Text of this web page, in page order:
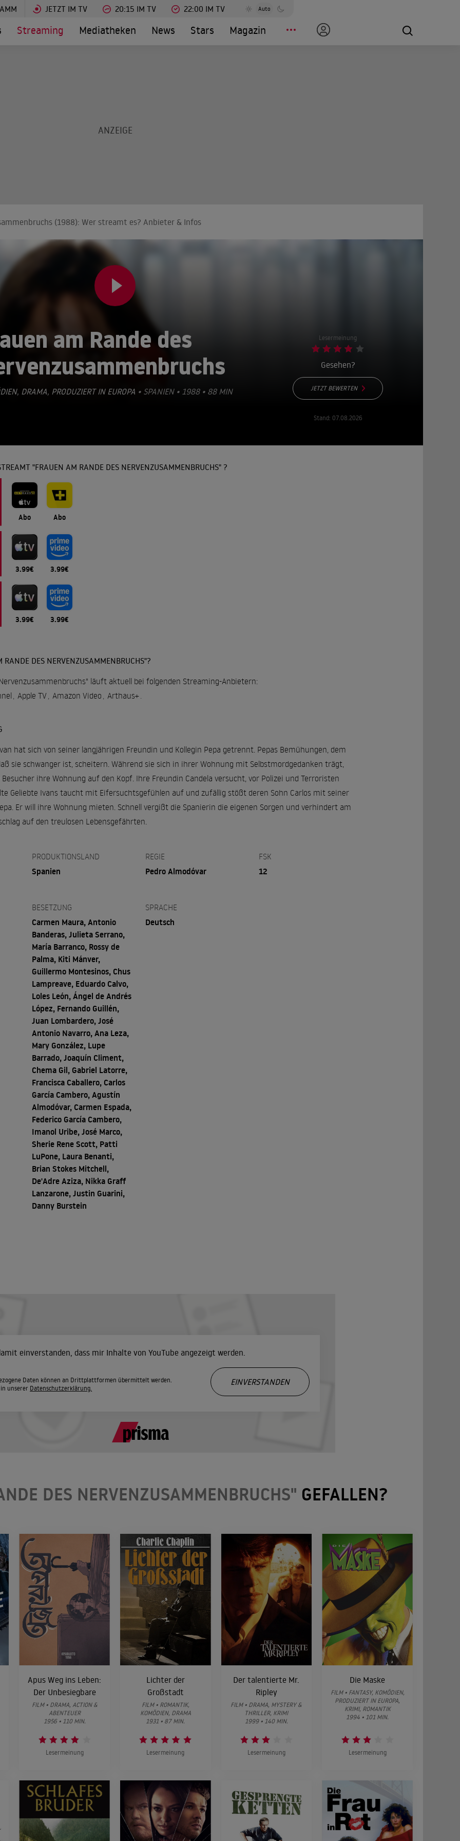
JETZT IM TV 20:15 IM TV 22:00 IM TV Auto
Streaming Mediatheken News Stars Magazin
(1988): Wer streamt es? Anbieter & Infos
am Rande des
, DRAMA, PRODUZIERT IN EUROPA • SPANIEN • 1988 • 88 MIN
Lesermeinung
Gesehen?
JETZT BEWERTEN
Stand: 07.08.2026
"FRAUEN AM RANDE DES NERVENZUSAMMENBRUCHS" ?
Abo Abo
3.99€ 3.99€
3.99€ 3.99€
DES NERVENZUSAMMENBRUCHS"?
läuft aktuell bei folgenden Streaming-Anbietern:
Apple TV Amazon Video Arthaus+
hat sich von seiner langjährigen Freundin und Kollegin Pepa getrennt. Pepas Bemühungen, dem
sie schwanger ist, scheitern. Während sie sich in ihrer Wohnung mit Selbstmordgedanken trägt,
ihre Wohnung auf den Kopf. Ihre Freundin Candela versucht, vor Polizei und Terroristen
Geliebte Ivans taucht mit Eifersuchtsgefühlen auf und zufällig stößt deren Sohn Carlos mit seiner
Er will ihre Wohnung mieten. Schnell vergißt die Spanierin die eigenen Sorgen und verhindert am
auf den treulosen Lebensgefährten.
PRODUKTIONSLAND
Spanien
REGIE
Pedro Almodóvar
FSK
12
BESETZUNG
Carmen Maura, Antonio
Banderas, Julieta Serrano,
María Barranco, Rossy de
Palma, Kiti Mánver,
Guillermo Montesinos, Chus
Lampreave, Eduardo Calvo,
Loles León, Ángel de Andrés
López, Fernando Guillén,
Juan Lombardero, José
Antonio Navarro, Ana Leza,
Mary González, Lupe
Barrado, Joaquín Climent,
Chema Gil, Gabriel Latorre,
Francisca Caballero, Carlos
García Cambero, Agustín
Almodóvar, Carmen Espada,
Federico García Cambero,
Imanol Uribe, José Marco,
Sherie Rene Scott, Patti
LuPone, Laura Benanti,
Brian Stokes Mitchell,
De'Adre Aziza, Nikka Graff
Lanzarone, Justin Guarini,
Danny Burstein
SPRACHE
Deutsch
einverstanden, dass mir Inhalte von YouTube angezeigt werden.
Daten können an Drittplattformen übermittelt werden.
unserer Datenschutzerklärung.
EINVERSTANDEN
DES NERVENZUSAMMENBRUCHS" GEFALLEN?
Apus Weg ins Leben:
Der Unbesiegbare
FILM • DRAMA, ACTION &
ABENTEUER
1956 • 110 MIN.
Lesermeinung
Lichter der
Großstadt
FILM • ROMANTIK,
KOMÖDIEN, DRAMA
1931 • 87 MIN.
Lesermeinung
Der talentierte Mr.
Ripley
FILM • DRAMA, MYSTERY &
THRILLER, KRIMI
1999 • 140 MIN.
Lesermeinung
Die Maske
FILM • FANTASY, KOMÖDIEN,
PRODUZIERT IN EUROPA,
KRIMI, ROMANTIK
1994 • 101 MIN.
Lesermeinung